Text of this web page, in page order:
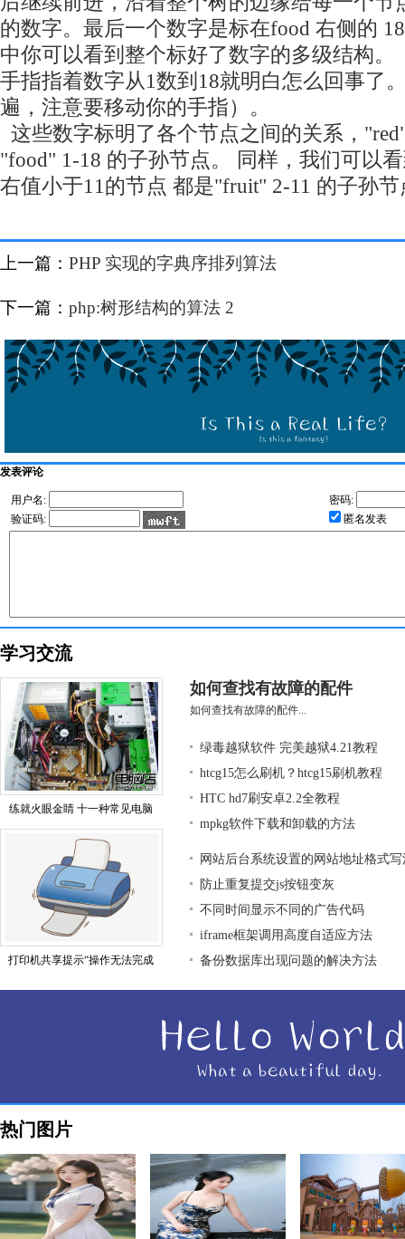
的数字。最后一个数字是标在food 右侧的
中你可以看到整个标好了数字的多级结构。
手指指着数字从1数到18就明白怎么回事了
遍，注意要移动你的手指）。
这些数字标明了各个节点之间的关系，
"food" 1-18 的子孙节点。 同样，我们可以
右值小于11的节点 都是"fruit" 2-11 的子孙节
上一篇： PHP 实现的字典序排列算法
下一篇： php:树形结构的算法 2
发表评论
用户名:
密码:
验证码:
匿名发表
学习交流
练就火眼金睛 十一种常见电脑
打印机共享提示“操作无法完成
如何查找有故障的配件
如何查找有故障的配件...
绿毒越狱软件 完美越狱4.21教程
htcg15怎么刷机？htcg15刷机教程
HTC hd7刷安卓2.2全教程
mpkg软件下载和卸载的方法
网站后台系统设置的网站地址格式写
防止重复提交js按钮变灰
不同时间显示不同的广告代码
iframe框架调用高度自适应方法
备份数据库出现问题的解决方法
热门图片